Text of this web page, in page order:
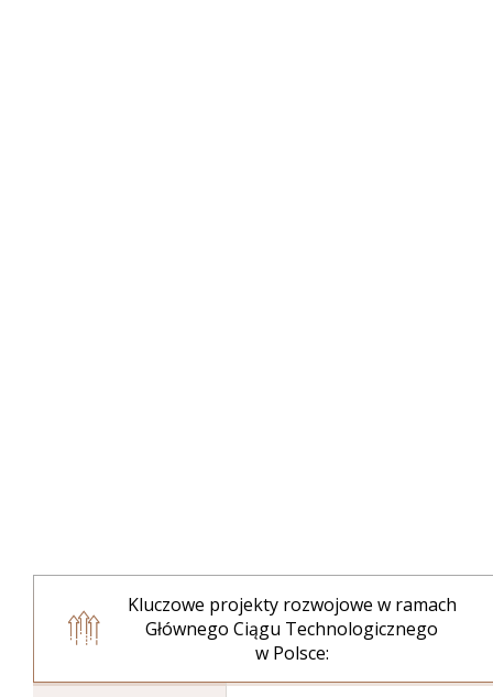
Kluczowe projekty rozwojowe w ramach
Głównego Ciągu Technologicznego
w Polsce: